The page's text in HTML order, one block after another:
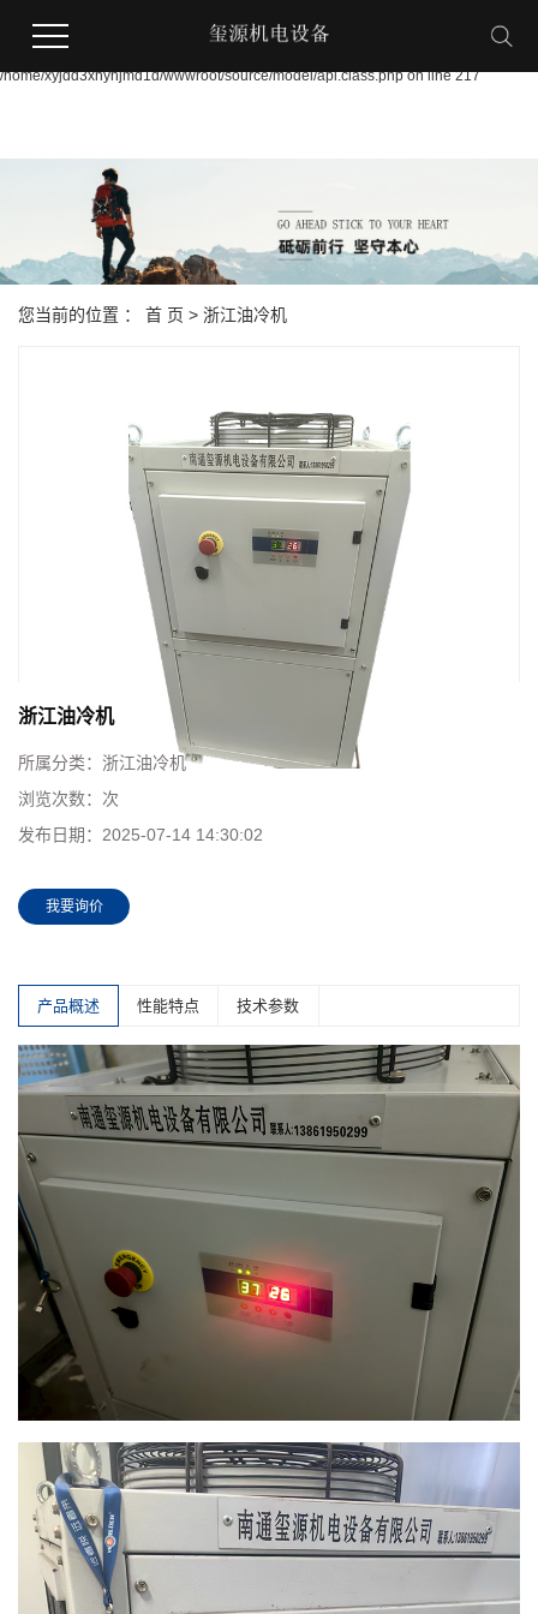
file_put_contents(/home/xyjdd3xnynjmd1d/wwwroot/source/cache/
/home/xyjdd3xnynjmd1d/wwwroot/source/model/api.class.php on line 217
您当前的位置 ： 首 页 > 浙江油冷机
浙江油冷机
所属分类： 浙江油冷机
浏览次数： 次
发布日期： 2025-07-14 14:30:02
我要询价
产品概述 性能特点 技术参数